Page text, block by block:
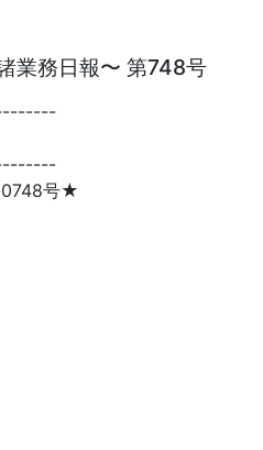
業務日報〜 第748号
号★